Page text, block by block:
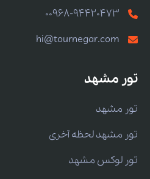
00968-94420473
hi@tournegar.com
تور مشهد
تور مشهد
تور مشهد لحظه آخری
تور لوکس مشهد